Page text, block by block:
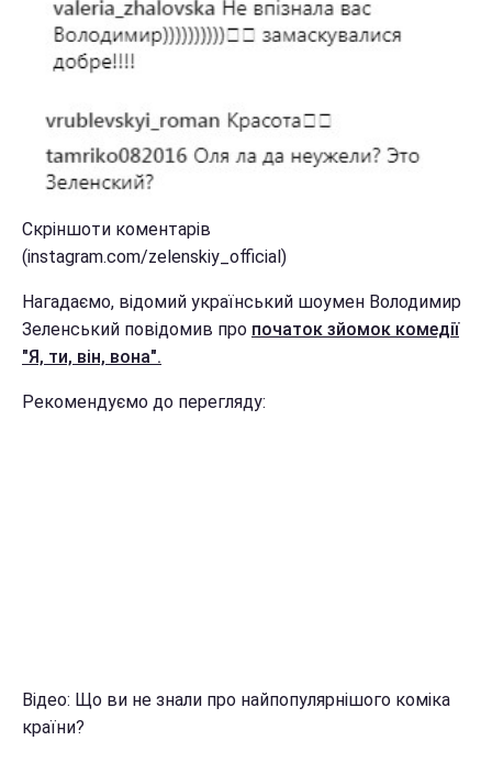
Скріншоти коментарів
(instagram.com/zelenskiy_official)
Нагадаємо, відомий український шоумен Володимир
Зеленський повідомив про початок зйомок комедії
"Я, ти, він, вона".
Рекомендуємо до перегляду:
Відео: Що ви не знали про найпопулярнішого коміка
країни?